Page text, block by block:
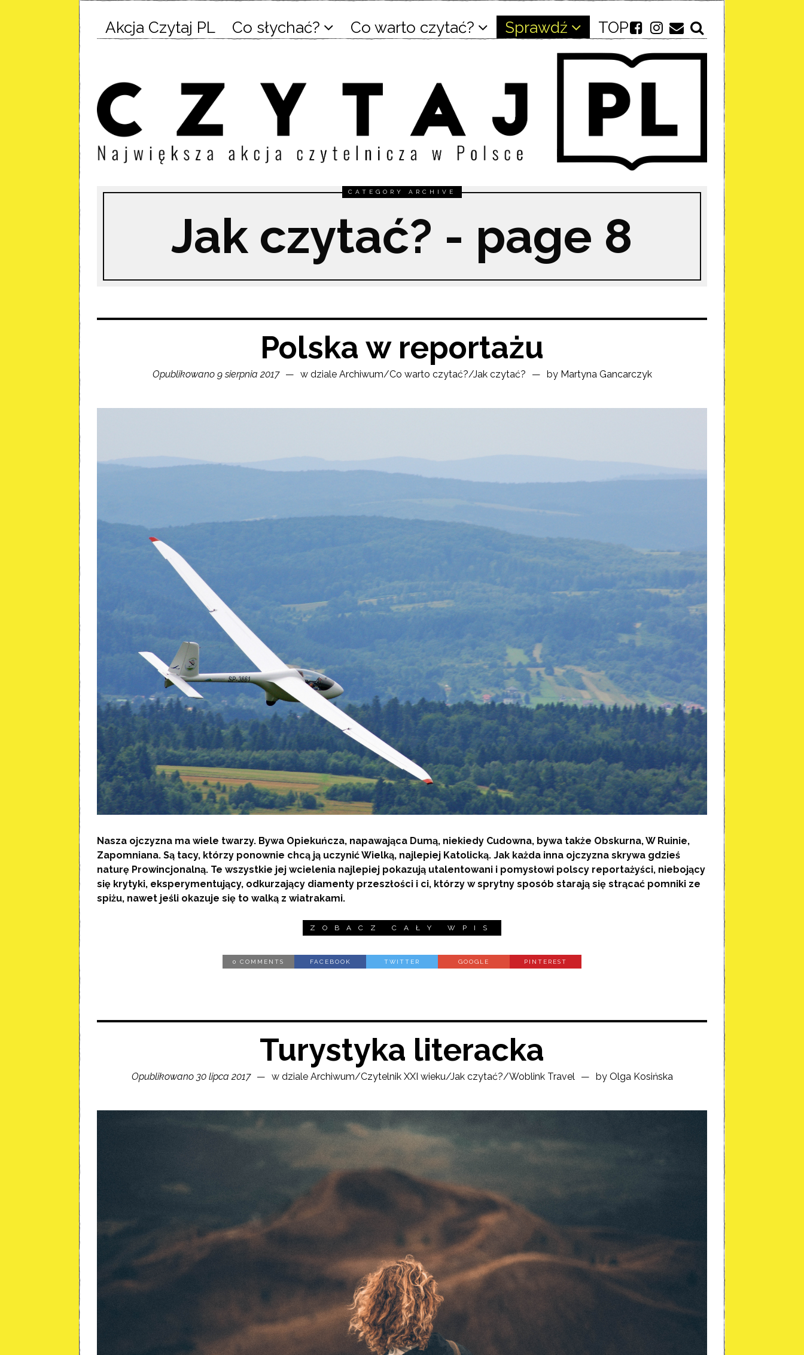
Akcja Czytaj PL Co słychać? Co warto czytać? Sprawdź TOP
CATEGORY ARCHIVE
Jak czytać? - page 8
Polska w reportażu
Opublikowano 9 sierpnia 2017 w dziale Archiwum/Co warto czytać?/Jak czytać? by Martyna Gancarczyk
Nasza ojczyzna ma wiele twarzy. Bywa Opiekuńcza, napawająca Dumą, niekiedy Cudowna, bywa także Obskurna, W Ruinie,
Zapomniana. Są tacy, którzy ponownie chcą ją uczynić Wielką, najlepiej Katolicką. Jak każda inna ojczyzna skrywa gdzieś
naturę Prowincjonalną. Te wszystkie jej wcielenia najlepiej pokazują utalentowani i pomysłowi polscy reportażyści, niebojący
się krytyki, eksperymentujący, odkurzający diamenty przeszłości i ci, którzy w sprytny sposób starają się strącać pomniki ze
spiżu, nawet jeśli okazuje się to walką z wiatrakami.
ZOBACZ CAŁY WPIS
0 COMMENTS FACEBOOK TWITTER GOOGLE PINTEREST
Turystyka literacka
Opublikowano 30 lipca 2017 w dziale Archiwum/Czytelnik XXI wieku/Jak czytać?/Woblink Travel by Olga Kosińska